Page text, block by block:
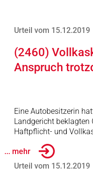
Urteil vom 15.12.2019
(2460)
Anspruch
Eine Autobesitzerin
Landgericht beklagten
Haftpflicht- und
... mehr
Urteil vom 15.12.2019